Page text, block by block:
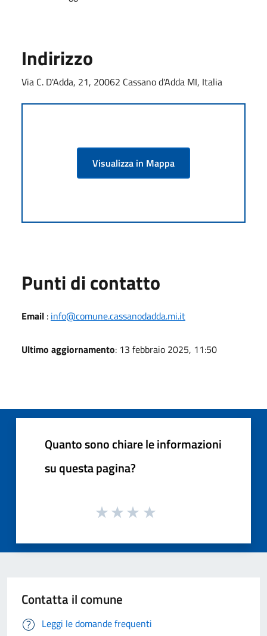
Indirizzo
Via C. D'Adda, 21, 20062 Cassano d'Adda MI, Italia
Visualizza in Mappa
Punti di contatto
Email : info@comune.cassanodadda.mi.it
Ultimo aggiornamento: 13 febbraio 2025, 11:50
Quanto sono chiare le informazioni
su questa pagina?
Contatta il comune
Leggi le domande frequenti